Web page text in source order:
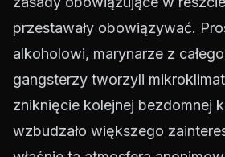
przestawały obowiązywać.
alkoholowi, marynarze z
gangsterzy tworzyli
zniknięcie kolejnej bezdomnej
wzbudzało większego